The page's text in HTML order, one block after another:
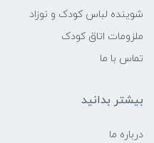
شوینده لباس کودک و نوزاد
ملزومات اتاق کودک
تماس با ما
بیشتر بدانید
درباره ما